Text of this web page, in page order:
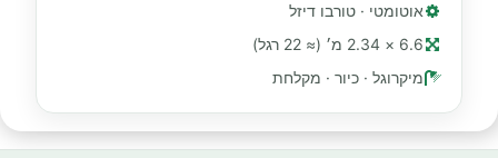
אוטומטי · טורבו דיזל
6.6 × 2.34 מ׳ (≈ 22 רגל)
מיקרוגל · כיור · מקלחת